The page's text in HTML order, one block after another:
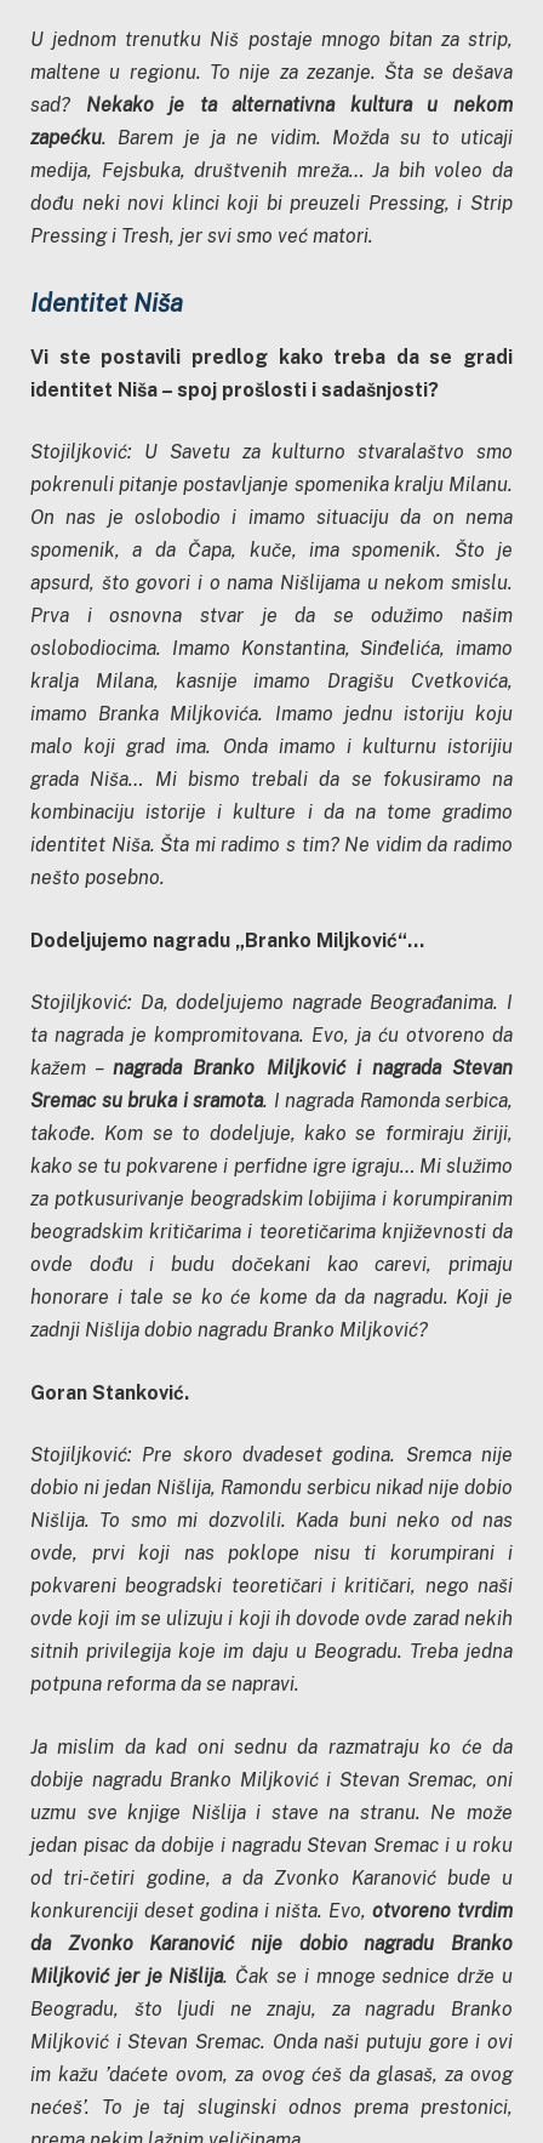
U jednom trenutku Niš postaje mnogo bitan za strip,
maltene u regionu. To nije za zezanje. Šta se dešava
sad? Nekako je ta alternativna kultura u nekom
zapećku. Barem je ja ne vidim. Možda su to uticaji
medija, Fejsbuka, društvenih mreža… Ja bih voleo da
dođu neki novi klinci koji bi preuzeli Pressing, i Strip
Pressing i Tresh, jer svi smo već matori.
Identitet Niša
Vi ste postavili predlog kako treba da se gradi
identitet Niša – spoj prošlosti i sadašnjosti?
Stojiljković: U Savetu za kulturno stvaralaštvo smo
pokrenuli pitanje postavljanje spomenika kralju Milanu.
On nas je oslobodio i imamo situaciju da on nema
spomenik, a da Čapa, kuče, ima spomenik. Što je
apsurd, što govori i o nama Nišlijama u nekom smislu.
Prva i osnovna stvar je da se odužimo našim
oslobodiocima. Imamo Konstantina, Sinđelića, imamo
kralja Milana, kasnije imamo Dragišu Cvetkovića,
imamo Branka Miljkovića. Imamo jednu istoriju koju
malo koji grad ima. Onda imamo i kulturnu istorijiu
grada Niša… Mi bismo trebali da se fokusiramo na
kombinaciju istorije i kulture i da na tome gradimo
identitet Niša. Šta mi radimo s tim? Ne vidim da radimo
nešto posebno.
Dodeljujemo nagradu „Branko Miljković“…
Stojiljković: Da, dodeljujemo nagrade Beograđanima. I
ta nagrada je kompromitovana. Evo, ja ću otvoreno da
kažem –nagrada Branko Miljković i nagrada Stevan
Sremac su bruka i sramota. I nagrada Ramonda serbica,
takođe. Kom se to dodeljuje, kako se formiraju žiriji,
kako se tu pokvarene i perfidne igre igraju… Mi služimo
za potkusurivanje beogradskim lobijima i korumpiranim
beogradskim kritičarima i teoretičarima književnosti da
ovde dođu i budu dočekani kao carevi, primaju
honorare i tale se ko će kome da da nagradu. Koji je
zadnji Nišlija dobio nagradu Branko Miljković?
Goran Stanković.
Stojiljković: Pre skoro dvadeset godina. Sremca nije
dobio ni jedan Nišlija, Ramondu serbicu nikad nije dobio
Nišlija. To smo mi dozvolili. Kada buni neko od nas
ovde, prvi koji nas poklope nisu ti korumpirani i
pokvareni beogradski teoretičari i kritičari, nego naši
ovde koji im se ulizuju i koji ih dovode ovde zarad nekih
sitnih privilegija koje im daju u Beogradu. Treba jedna
potpuna reforma da se napravi.
Ja mislim da kad oni sednu da razmatraju ko će da
dobije nagradu Branko Miljković i Stevan Sremac, oni
uzmu sve knjige Nišlija i stave na stranu. Ne može
jedan pisac da dobije i nagradu Stevan Sremac i u roku
od tri-četiri godine, a da Zvonko Karanović bude u
konkurenciji deset godina i ništa. Evo, otvoreno tvrdim
da Zvonko Karanović nije dobio nagradu Branko
Miljković jer je Nišlija. Čak se i mnoge sednice drže u
Beogradu, što ljudi ne znaju, za nagradu Branko
Miljković i Stevan Sremac. Onda naši putuju gore i ovi
im kažu ’daćete ovom, za ovog ćeš da glasaš, za ovog
nećeš’. To je taj sluginski odnos prema prestonici,